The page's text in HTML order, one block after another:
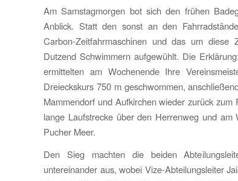
Am Samstagmorgen bot sich den frühen
Anblick. Statt den sonst an den
Carbon-Zeitfahrmaschinen und das um
Dutzend Schwimmern aufgewühlt. Die
ermittelten am Wochenende Ihre
Dreieckskurs 750 m geschwommen,
Mammendorf und Aufkirchen wieder zurück
lange Laufstrecke über den Herrenweg und
Pucher Meer.
Den Sieg machten die beiden
untereinander aus, wobei Vize-Abteilungsleiter